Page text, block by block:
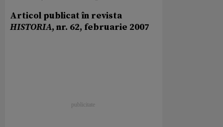
Articol publicat în revista
HISTORIA, nr. 62, februarie 2007